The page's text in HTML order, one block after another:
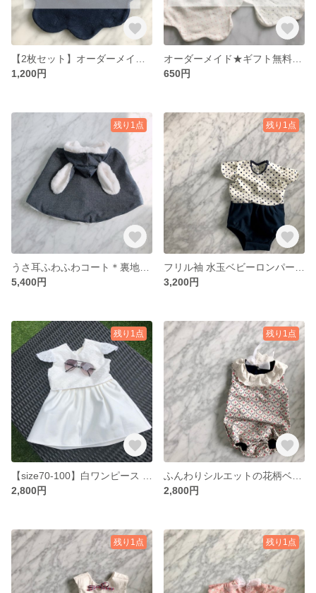
1,200円
650円
残り1点
5,400円
残り1点
3,200円
残り1点
2,800円
残り1点
2,800円
残り1点 残り1点